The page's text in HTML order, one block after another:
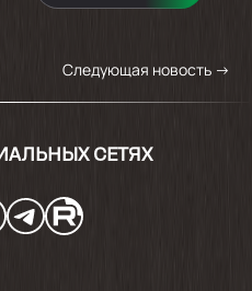
Следующая новость →
СЕТЯХ